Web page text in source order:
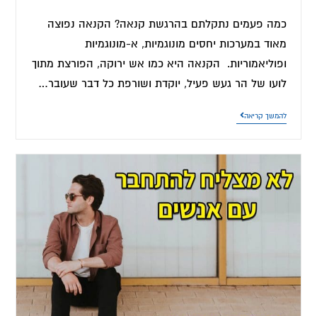
כמה פעמים נתקלתם בהרגשת קנאה? הקנאה נפוצה
מאוד במערכות יחסים מונוגמיות, א-מונוגמיות
ופוליאמוריות. הקנאה היא כמו אש ירוקה, הפורצת מתוך
לועו של הר געש פעיל, יוקדת ושורפת כל דבר שעובר…
להמשך קריאה